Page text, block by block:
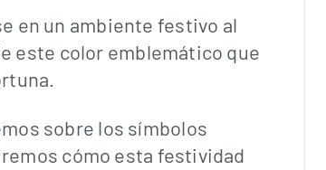
en un ambiente festivo al
este color emblemático que
sobre los símbolos
cómo esta festividad